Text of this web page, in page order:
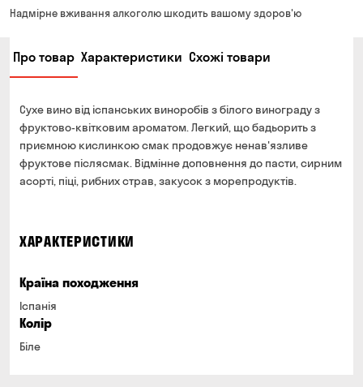
Від 200 до 299 грн
Від 400 до 699 грн
Від 700 грн
Термін доставки — до 90 хвилин
*на час доставки можуть впливати повітряні тривоги
Оплата:
готівкою кур'єру
Мінімальна сума всього замовлення — 250 грн
Можете без черги забрати з магазину в зручний для
Вас час
готівкою в магазині
банківською картою на сайті та в магазині
Надмірне вживання алкоголю шкодить вашому здоров'ю
Про товар Характеристики Схожі товари
Сухе вино від іспанських виноробів з білого винограду з
фруктово-квітковим ароматом. Легкий, що бадьорить з
приємною кислинкою смак продовжує ненав'язливе
фруктове післясмак. Відмінне доповнення до пасти, сирним
асорті, піці, рибних страв, закусок з морепродуктів.
ХАРАКТЕРИСТИКИ
Країна походження
Іспанія
Колір
Біле